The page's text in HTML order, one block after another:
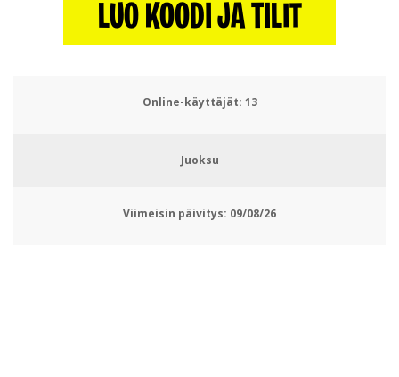
LUO KOODI JA TILIT
Online-käyttäjät: 15
Juoksu
Viimeisin päivitys: 09/08/26